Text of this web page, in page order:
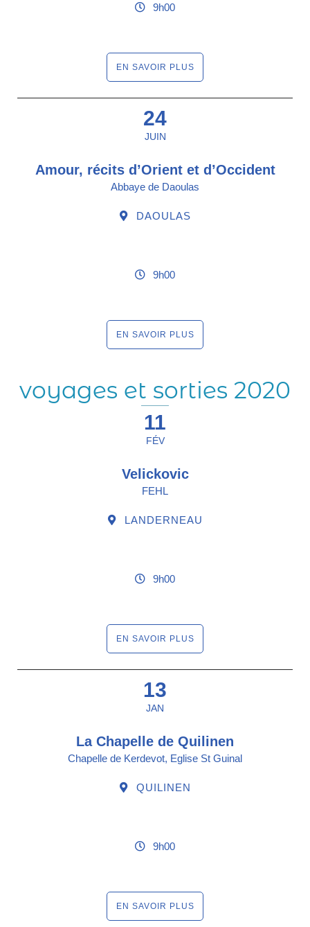
9h00
EN SAVOIR PLUS
24
JUIN
Amour, récits d’Orient et d’Occident
Abbaye de Daoulas
DAOULAS
9h00
EN SAVOIR PLUS
voyages et sorties 2020
11
FÉV
Velickovic
FEHL
LANDERNEAU
9h00
EN SAVOIR PLUS
13
JAN
La Chapelle de Quilinen
Chapelle de Kerdevot, Eglise St Guinal
QUILINEN
9h00
EN SAVOIR PLUS